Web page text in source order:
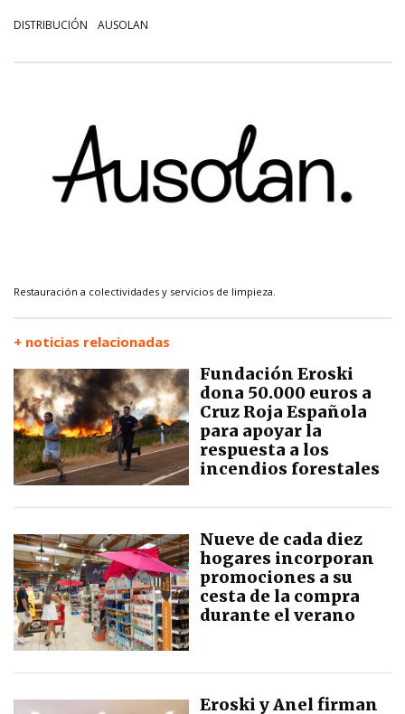
DISTRIBUCIÓN AUSOLAN
Restauración a colectividades y servicios de limpieza.
+ noticias relacionadas
Fundación Eroski
dona 50.000 euros a
Cruz Roja Española
para apoyar la
respuesta a los
incendios forestales
Nueve de cada diez
hogares incorporan
promociones a su
cesta de la compra
durante el verano
Eroski y Anel firman